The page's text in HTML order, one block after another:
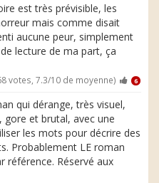
est très prévisible, les
mais comme disait
aucune peur, simplement
lecture de ma part, ça
votes, 7.3/10 de moyenne) 6
qui dérange, très visuel,
gore et brutal, avec une
les mots pour décrire des
Probablement LE roman
référence. Réservé aux